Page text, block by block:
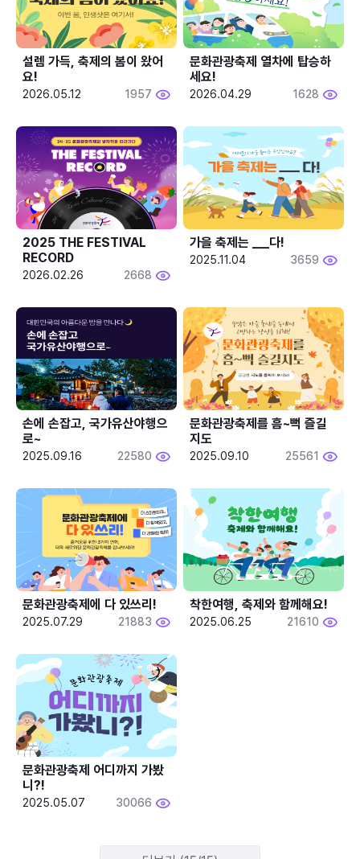
설렘 가득, 축제의 봄이 왔어
요!
2026.05.12 1957
문화관광축제 열차에 탑승하
세요!
2026.04.29 1628
2025 THE FESTIVAL
RECORD
2026.02.26 2668
2025.11.04 3659
손에 손잡고, 국가유산야행으
로~
2025.09.16 22580
문화관광축제를 흠~뻑 즐길
지도
2025.09.10 25561
문화관광축제에 다 있쓰리!
2025.07.29 21883
착한여행, 축제와 함께해요!
2025.06.25 21610
문화관광축제 어디까지 가봤
니?!
2025.05.07 30066